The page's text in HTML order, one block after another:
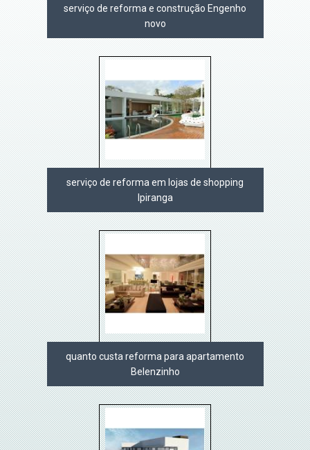
serviço de reforma e construção Engenho
novo
serviço de reforma em lojas de shopping
Ipiranga
quanto custa reforma para apartamento
Belenzinho